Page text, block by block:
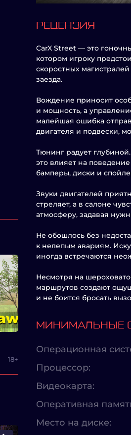
18+
РЕЦЕНЗИЯ
CarX Street — это
котором игроку
скоростных
заезда.
Вождение приносит
и мощность, а
малейшая ошибка
двигателя и подвески,
Тюнинг радует
это влияет на
бамперы, диски и
Звуки двигателей
стреляет, а в салоне
атмосферу, задавая
Не обошлось без
к нелепым авариям.
иногда встречаются
Несмотря на
маршрутов создают
и не боится бросать
МИНИМАЛЬНЫЕ
Операционная
Процессор:
Видеокарта:
Оперативная
Место на диске: